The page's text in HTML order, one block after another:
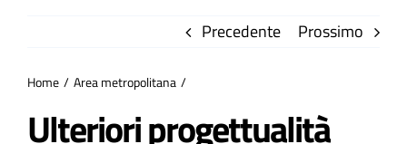
Precedente Prossimo
Home Area metropolitana
Ulteriori progettualità